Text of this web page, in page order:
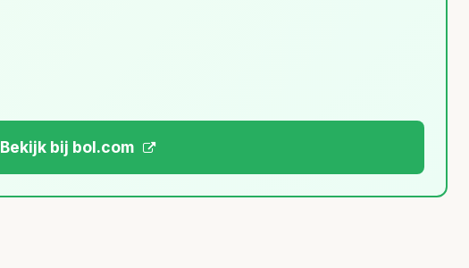
Bekijk bij bol.com